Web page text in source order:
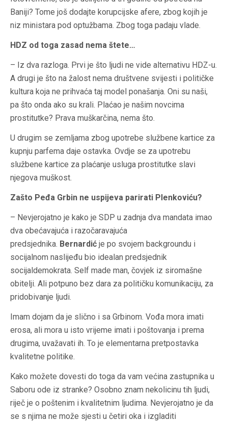
Baniji? Tome još dodajte korupcijske afere, zbog kojih je
niz ministara pod optužbama. Zbog toga padaju vlade.
HDZ od toga zasad nema štete…
– Iz dva razloga. Prvi je što ljudi ne vide alternativu HDZ-u.
A drugi je što na žalost nema društvene svijesti i političke
kultura koja ne prihvaća taj model ponašanja. Oni su naši,
pa što onda ako su krali. Plaćao je našim novcima
prostitutke? Prava muškarčina, nema što.
U drugim se zemljama zbog upotrebe službene kartice za
kupnju parfema daje ostavka. Ovdje se za upotrebu
službene kartice za plaćanje usluga prostitutke slavi
njegova muškost.
Zašto Peđa Grbin ne uspijeva parirati Plenkoviću?
– Nevjerojatno je kako je SDP u zadnja dva mandata imao
dva obećavajuća i razočaravajuća
predsjednika. Bernardić je po svojem backgroundu i
socijalnom naslijeđu bio idealan predsjednik
socijaldemokrata. Self made man, čovjek iz siromašne
obitelji. Ali potpuno bez dara za političku komunikaciju, za
pridobivanje ljudi.
Imam dojam da je slično i sa Grbinom. Vođa mora imati
erosa, ali mora u isto vrijeme imati i poštovanja i prema
drugima, uvažavati ih. To je elementarna pretpostavka
kvalitetne politike.
Kako možete dovesti do toga da vam većina zastupnika u
Saboru ode iz stranke? Osobno znam nekolicinu tih ljudi,
riječ je o poštenim i kvalitetnim ljudima. Nevjerojatno je da
se s njima ne može sjesti u četiri oka i izgladiti